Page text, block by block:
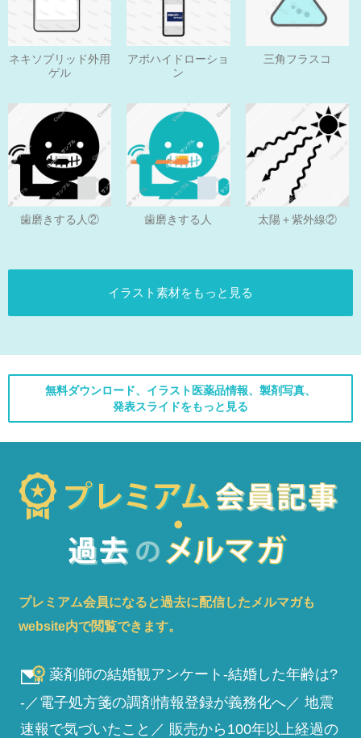
ネキソブリッド外用
ゲル
アポハイドローショ
ン
三角フラスコ
歯磨きする人② 歯磨きする人 太陽＋紫外線②
イラスト素材をもっと見る
無料ダウンロード、イラスト医薬品情報、製剤写真、
発表スライドをもっと見る
プレミアム会員になると過去に配信したメルマガも
website内で閲覧できます。
薬剤師の結婚観アンケート-結婚した年齢は?
-／電子処方箋の調剤情報登録が義務化へ／ 地震
速報で気づいたこと／ 販売から100年以上経過の